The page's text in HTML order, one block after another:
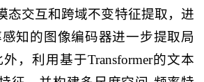
态交互和跨域不变特征提取，进
知的图像编码器进一步提取局
，利用基于Transformer的文本